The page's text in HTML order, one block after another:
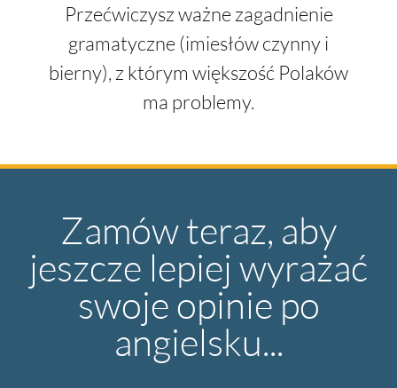
Przećwiczysz ważne zagadnienie
gramatyczne (imiesłów czynny i
bierny), z którym większość Polaków
ma problemy.
Zamów teraz, aby
jeszcze lepiej wyrażać
swoje opinie po
angielsku...